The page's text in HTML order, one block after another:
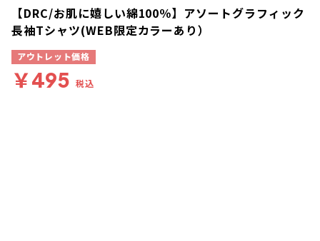
【DRC/お肌に嬉しい綿100％】アソートグラフィック
長袖Tシャツ(WEB限定カラーあり）
アウトレット価格
￥495 税込